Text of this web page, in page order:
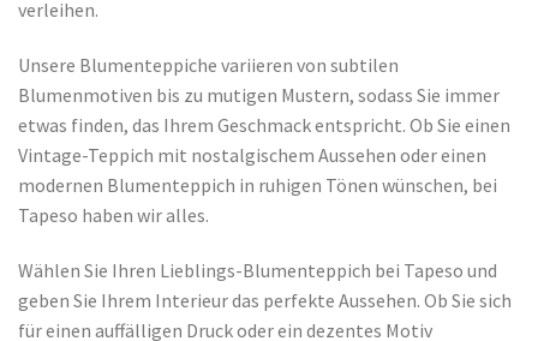
verleihen.
Unsere Blumenteppiche variieren von subtilen
Blumenmotiven bis zu mutigen Mustern, sodass Sie immer
etwas finden, das Ihrem Geschmack entspricht. Ob Sie einen
Vintage-Teppich mit nostalgischem Aussehen oder einen
modernen Blumenteppich in ruhigen Tönen wünschen, bei
Tapeso haben wir alles.
Wählen Sie Ihren Lieblings-Blumenteppich bei Tapeso und
geben Sie Ihrem Interieur das perfekte Aussehen. Ob Sie sich
für einen auffälligen Druck oder ein dezentes Motiv